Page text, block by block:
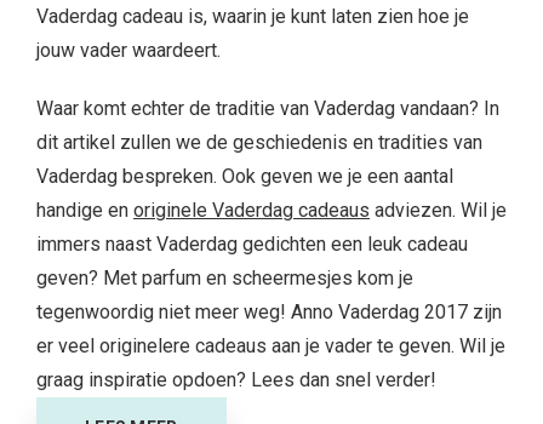
Vaderdag cadeau is, waarin je kunt laten zien hoe je
jouw vader waardeert.
Waar komt echter de traditie van Vaderdag vandaan? In
dit artikel zullen we de geschiedenis en tradities van
Vaderdag bespreken. Ook geven we je een aantal
handige en originele Vaderdag cadeaus adviezen. Wil je
immers naast Vaderdag gedichten een leuk cadeau
geven? Met parfum en scheermesjes kom je
tegenwoordig niet meer weg! Anno Vaderdag 2017 zijn
er veel originelere cadeaus aan je vader te geven. Wil je
graag inspiratie opdoen? Lees dan snel verder!